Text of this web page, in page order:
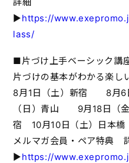
▶https://
lass/
■片づけ上手ベーシック講
片づけの基本がわかる楽し
8月1日（土）新宿 8月
（日）青山 9月18日（
宿 10月10日（土）日本橋
メルマガ会員・ペア特典
▶https://